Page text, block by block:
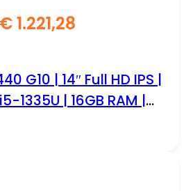
€1.221,28
G10 | 14″ Full HD IPS |
1335U | 16GB RAM |